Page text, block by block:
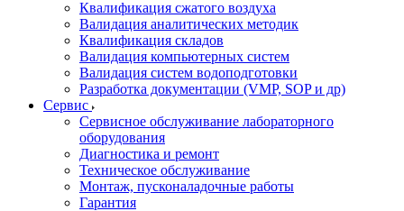
Квалификация сжатого воздуха
Валидация аналитических методик
Квалификация складов
Валидация компьютерных систем
Валидация систем водоподготовки
Разработка документации (VMP, SOP и др)
Cервис
Сервисное обслуживание лабораторного
оборудования
Диагностика и ремонт
Техническое обслуживание
Монтаж, пусконаладочные работы
Гарантия